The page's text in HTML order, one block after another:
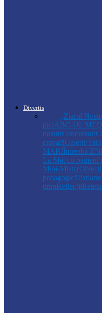
Divertis
,,Ziarul
piciABC-UL
nostruConcursuri
cravatăGalerie foto
MARIÎntreabă ZN
La Sfat cu oameni
Mini-Mister
pedagogică
timpReflecții